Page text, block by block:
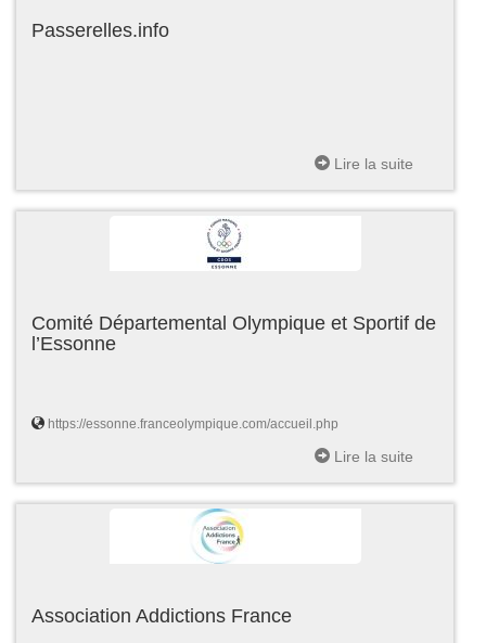
Passerelles.info
Lire la suite
Comité Départemental Olympique et Sportif de
l’Essonne
https://essonne.franceolympique.com/accueil.php
Lire la suite
Association Addictions France